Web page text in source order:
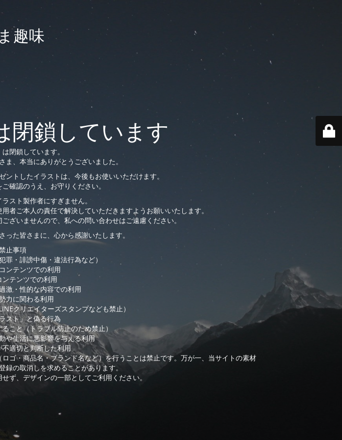
趣味
閉鎖しています
は閉鎖しています。
ま、本当にありがとうございました。
トしたイラストは、今後もお使いいただけます。
確認のうえ、お守りください。
スト製作者にすぎません。
者ご本人の責任で解決していただきますようお願いいたします。
ざいませんので、私への問い合わせはご遠慮ください。
った皆さまに、心から感謝いたします。
止事項
罪・誹謗中傷・違法行為など）
ンテンツでの利用
ンテンツでの利用
激・性的な内容での利用
力に関わる利用
クリエイターズスタンプなども禁止）
スト」と偽る行為
こと（トラブル防止のため禁止）
や生活に悪影響を与える利用
不適切と判断した利用
・商品名・ブランド名など）を行うことは禁止です。万が一、当サイトの素材
録の取消しを求めることがあります。
ず、デザインの一部としてご利用ください。